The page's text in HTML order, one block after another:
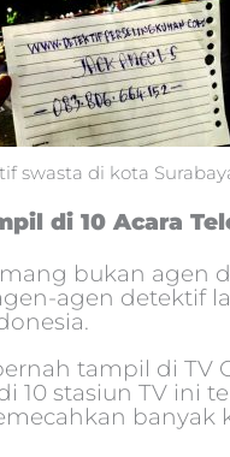
swasta di kota
di 10 Acara
bukan agen
agen detektif
tampil di TV
10 stasiun TV ini